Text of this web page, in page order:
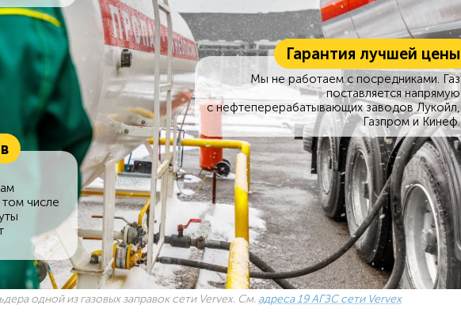
Гарантия лучшей цены
Мы не работаем с посредниками. Газ
поставляется напрямую
с нефтеперерабатывающих заводов Лукойл,
Газпром и Кинеф.
числе
одной из газовых заправок сети Vervex. См. адреса 19 АГЗС сети Vervex